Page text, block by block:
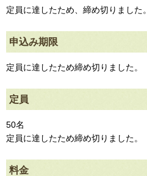
定員に達したため、締め切りました。
申込み期限
定員に達したため締め切りました。
定員
50名
定員に達したため締め切りました。
料金